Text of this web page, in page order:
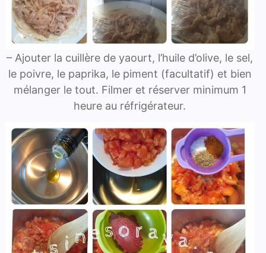
– Ajouter la cuillère de yaourt, l’huile d’olive, le sel,
le poivre, le paprika, le piment (facultatif) et bien
mélanger le tout. Filmer et réserver minimum 1
heure au réfrigérateur.